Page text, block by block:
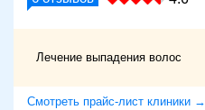
Лечение выпадения волос
Смотреть прайс-лист клиники →